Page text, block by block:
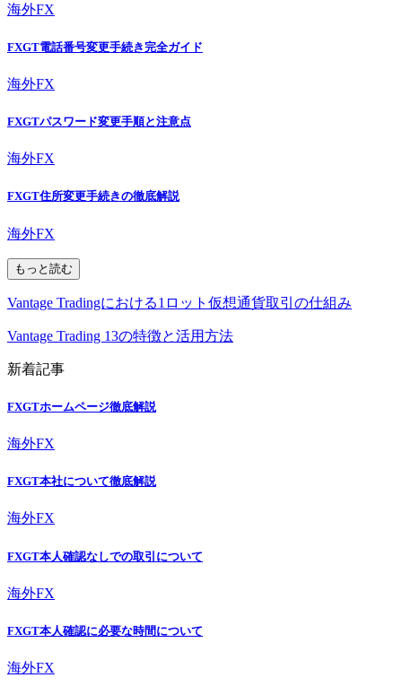
海外FX
FXGT電話番号変更手続き完全ガイド
海外FX
FXGTパスワード変更手順と注意点
海外FX
FXGT住所変更手続きの徹底解説
海外FX
もっと読む
Vantage Tradingにおける1ロット仮想通貨取引の仕組み
Vantage Trading 13の特徴と活用方法
新着記事
FXGTホームページ徹底解説
海外FX
FXGT本社について徹底解説
海外FX
FXGT本人確認なしでの取引について
海外FX
FXGT本人確認に必要な時間について
海外FX